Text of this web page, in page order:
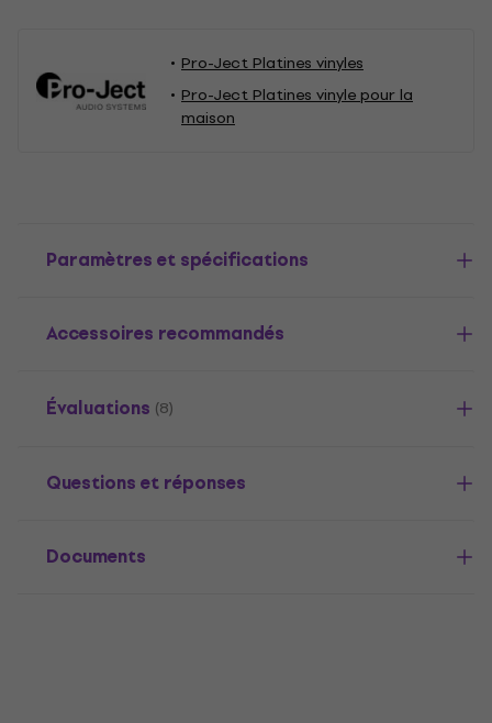
Pro-Ject Platines vinyles
Pro-Ject Platines vinyle pour la
maison
Paramètres et spécifications
Accessoires recommandés
Évaluations (8)
Questions et réponses
Documents